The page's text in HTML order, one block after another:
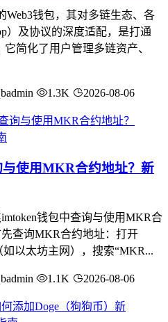
Web3钱包，其对多链生态、各
）及协议的深度适配，是打通
简化了用户管理多链资产、
1.3K 2026-08-06
使用MKR合约地址？新
钱包中查询与使用MKR合
查询MKR合约地址：打开
如以太坊主网），搜索“MKR...
1.1K 2026-08-06